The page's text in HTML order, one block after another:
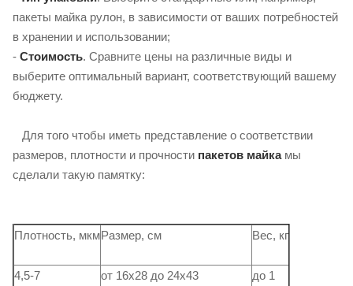
пакеты майка рулон, в зависимости от ваших потребностей
в хранении и использовании;
- Стоимость. Сравните цены на различные виды и
выберите оптимальный вариант, соответствующий вашему
бюджету.
Для того чтобы иметь представление о соответствии
размеров, плотности и прочности пакетов майкамы
сделали такую ​​памятку:
Плотность, мкмРазмер, см Вес, кг
4,5-7 от 16х28 до 24х43 до 1